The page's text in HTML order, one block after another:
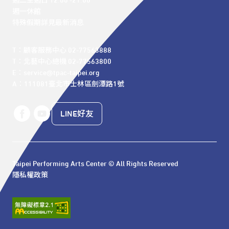
T：顧客服務中心 02-77563888
T：北藝中心總機 02-77563800
E：service@tpac-taipei.org
A：111081臺北市士林區劍潭路1號
LINE好友
Taipei Performing Arts Center © All Rights Reserved
隱私權政策